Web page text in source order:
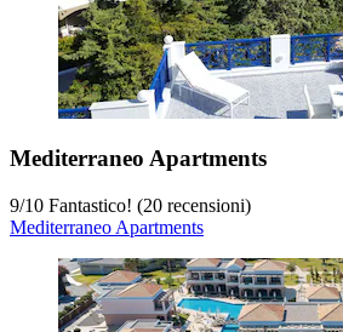
Mediterraneo Apartments
9/10 Fantastico! (20 recensioni)
Mediterraneo Apartments